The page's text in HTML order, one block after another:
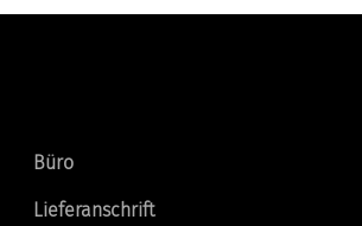
Büro
Lieferanschrift